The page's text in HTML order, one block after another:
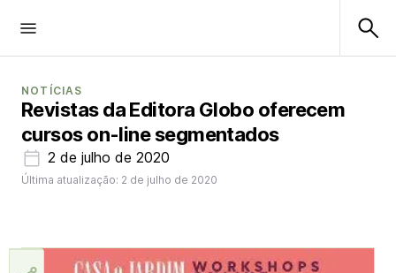
NOTÍCIAS
Revistas da Editora Globo oferecem
cursos on-line segmentados
2 de julho de 2020
Última atualização: 2 de julho de 2020